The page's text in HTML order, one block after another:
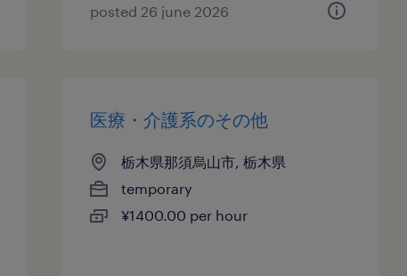
posted 26 june 2026
医療・介護系のその他
栃木県那須烏山市, 栃木県
temporary
¥1400.00 per hour